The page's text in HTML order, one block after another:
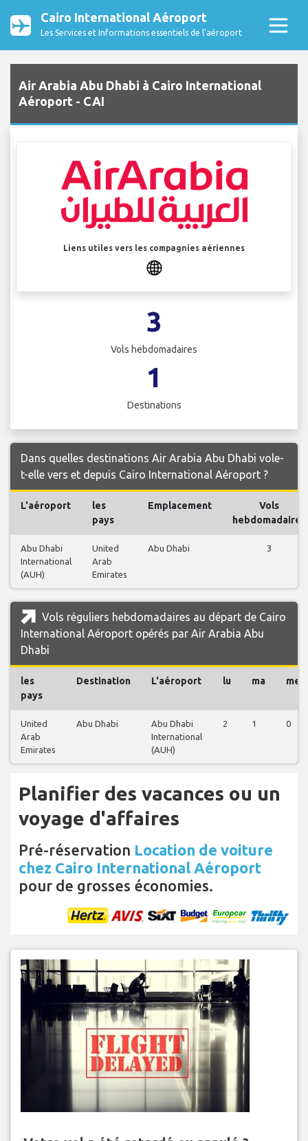
Cairo International Aéroport
Les Services et Informations essentiels de l’aéroport
Air Arabia Abu Dhabi à Cairo International
Aéroport - CAI
Liens utiles vers les compagnies aériennes
3
Vols hebdomadaires
1
Destinations
Dans quelles destinations Air Arabia Abu Dhabi vole-
t-elle vers et depuis Cairo International Aéroport ?
L'aéroport
les
pays
Emplacement
Vols
hebdomadaires
Abu Dhabi
International
(AUH)
United
Arab
Emirates
Abu Dhabi 3
Vols réguliers hebdomadaires au départ de Cairo
International Aéroport opérés par Air Arabia Abu
Dhabi
les
pays
Destination L'aéroport lu ma me
United
Arab
Emirates
Abu Dhabi
Abu Dhabi
International
(AUH)
2 1 0
Planifier des vacances ou un
voyage d'affaires
Pré-réservation Location de voiture
chez Cairo International Aéroport
pour de grosses économies.